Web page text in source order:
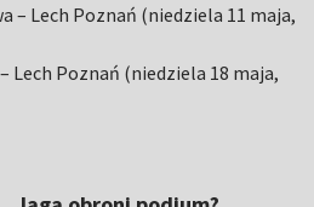
– Lech Poznań (niedziela 11 maja,
Lech Poznań (niedziela 18 maja,